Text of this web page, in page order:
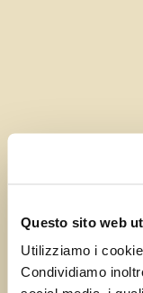
Questo sito web
Utilizziamo i
Condividiamo